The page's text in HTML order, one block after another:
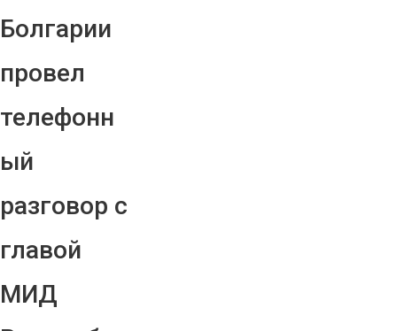
Болгарии
провел
телефонн
ый
разговор с
главой
МИД